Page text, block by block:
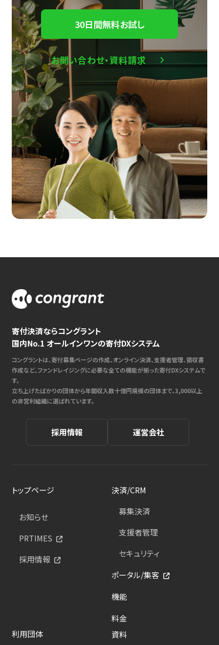
30日間無料お試し
お問い合わせ・資料請求
寄付決済ならコングラント
国内No.1 オールインワンの寄付DXシステム
コングラントは、寄付募集ページの作成、オンライン決済、支援者管理、領収書
作成など、ファンドレイジングに必要な全ての機能が揃った寄付DXシステムで
す。
立ち上げたばかりの団体から年間収入数十億円規模の団体まで、3,000以上
の非営利組織に選ばれています。
採用情報 運営会社
トップページ
お知らせ
PRTIMES
採用情報
決済/CRM
募集決済
支援者管理
セキュリティ
ポータル/集客
機能
料金
利用団体
資料